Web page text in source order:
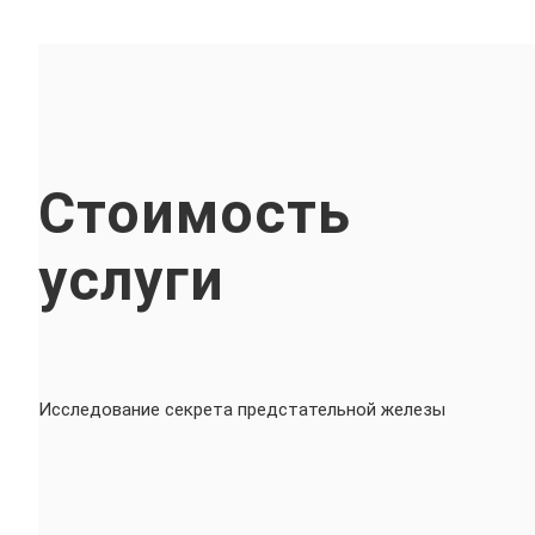
Стоимость
услуги
Исследование секрета предстательной железы